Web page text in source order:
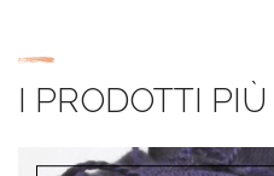
I PRODOTTI